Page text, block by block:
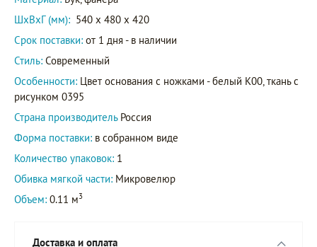
ШxВxГ (мм): 540 x 480 x 420
Срок поставки: от 1 дня - в наличии
Стиль: Современный
Особенности: Цвет основания с ножками - белый K00, ткань с
рисунком 0395
Страна производитель Россия
Форма поставки: в собранном виде
Количество упаковок: 1
Обивка мягкой части: Микровелюр
Объем: 0.11 м3
Доставка и оплата